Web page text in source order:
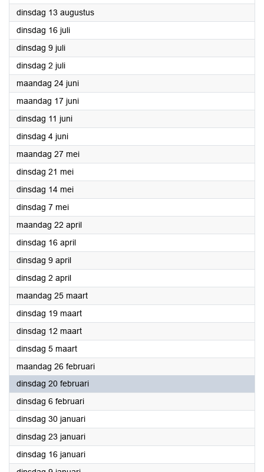
dinsdag 13 augustus2024
dinsdag 16 juli2024
dinsdag 9 juli2024
dinsdag 2 juli2024
maandag 24 juni2024
maandag 17 juni2024
dinsdag 11 juni2024
dinsdag 4 juni2024
maandag 27 mei2024
dinsdag 21 mei2024
dinsdag 14 mei2024
dinsdag 7 mei2024
maandag 22 april2024
dinsdag 16 april2024
dinsdag 9 april2024
dinsdag 2 april2024
maandag 25 maart2024
dinsdag 19 maart2024
dinsdag 12 maart2024
dinsdag 5 maart2024
maandag 26 februari2024
dinsdag 20 februari2024
dinsdag 6 februari2024
dinsdag 30 januari2024
dinsdag 23 januari2024
dinsdag 16 januari2024